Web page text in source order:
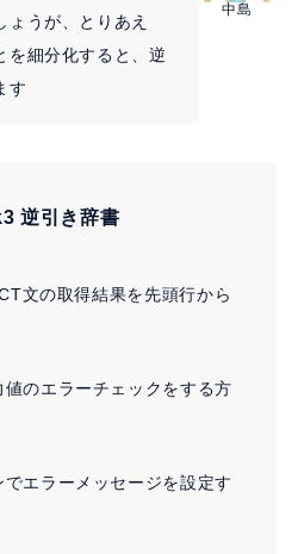
中島
うが、とりあえ
を細分化すると、逆
す
逆引き辞書
文の取得結果を先頭行から
のエラーチェックをする方
エラーメッセージを設定す